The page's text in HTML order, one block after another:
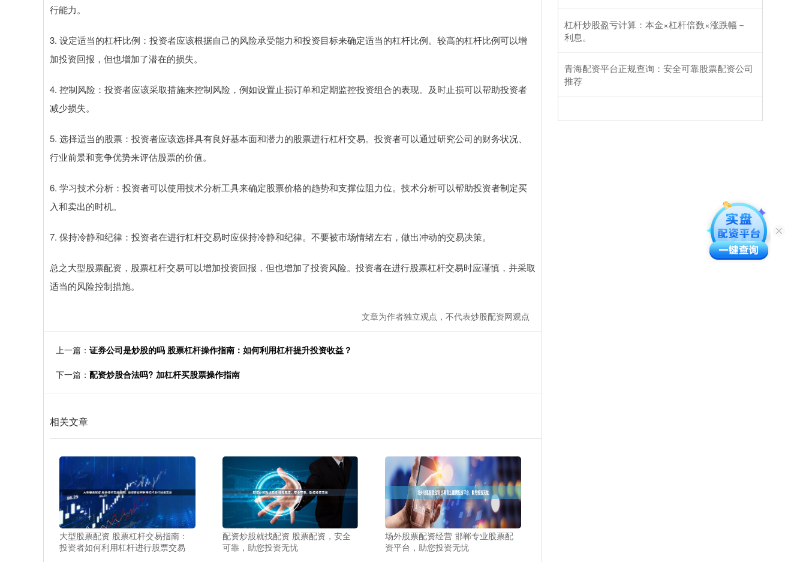
行能力。
3. 设定适当的杠杆比例：投资者应该根据自己的风险承受能力和投资目标来确定适当的杠杆比例。较高的杠杆比例可以增
加投资回报，但也增加了潜在的损失。
4. 控制风险：投资者应该采取措施来控制风险，例如设置止损订单和定期监控投资组合的表现。及时止损可以帮助投资者
减少损失。
5. 选择适当的股票：投资者应该选择具有良好基本面和潜力的股票进行杠杆交易。投资者可以通过研究公司的财务状况、
行业前景和竞争优势来评估股票的价值。
6. 学习技术分析：投资者可以使用技术分析工具来确定股票价格的趋势和支撑位阻力位。技术分析可以帮助投资者制定买
入和卖出的时机。
7. 保持冷静和纪律：投资者在进行杠杆交易时应保持冷静和纪律。不要被市场情绪左右，做出冲动的交易决策。
总之大型股票配资，股票杠杆交易可以增加投资回报，但也增加了投资风险。投资者在进行股票杠杆交易时应谨慎，并采取
适当的风险控制措施。
文章为作者独立观点，不代表炒股配资网观点
上一篇： 证券公司是炒股的吗 股票杠杆操作指南：如何利用杠杆提升投资收益？
下一篇： 配资炒股合法吗? 加杠杆买股票操作指南
相关文章
大型股票配资 股票杠杆交易指南：
投资者如何利用杠杆进行股票交易
配资炒股就找配资 股票配资，安全
可靠，助您投资无忧
场外股票配资经营 邯郸专业股票配
资平台，助您投资无忧
杠杆炒股盈亏计算：本金×杠杆倍数×涨跌幅－
利息。
青海配资平台正规查询：安全可靠股票配资公司
推荐